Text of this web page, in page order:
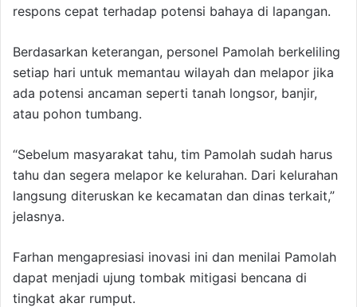
respons cepat terhadap potensi bahaya di lapangan.
Berdasarkan keterangan, personel Pamolah berkeliling
setiap hari untuk memantau wilayah dan melapor jika
ada potensi ancaman seperti tanah longsor, banjir,
atau pohon tumbang.
“Sebelum masyarakat tahu, tim Pamolah sudah harus
tahu dan segera melapor ke kelurahan. Dari kelurahan
langsung diteruskan ke kecamatan dan dinas terkait,”
jelasnya.
Farhan mengapresiasi inovasi ini dan menilai Pamolah
dapat menjadi ujung tombak mitigasi bencana di
tingkat akar rumput.